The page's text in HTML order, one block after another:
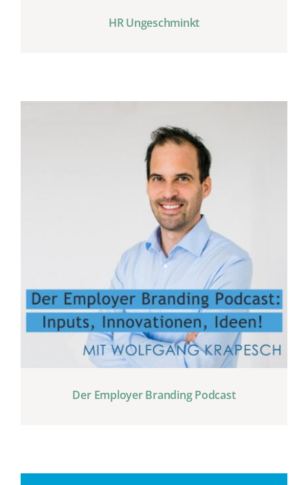
HR Ungeschminkt
Der Employer Branding Podcast